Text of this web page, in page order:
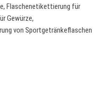
Flaschenetikettierung für
Gewürze,
von Sportgetränkeflaschen